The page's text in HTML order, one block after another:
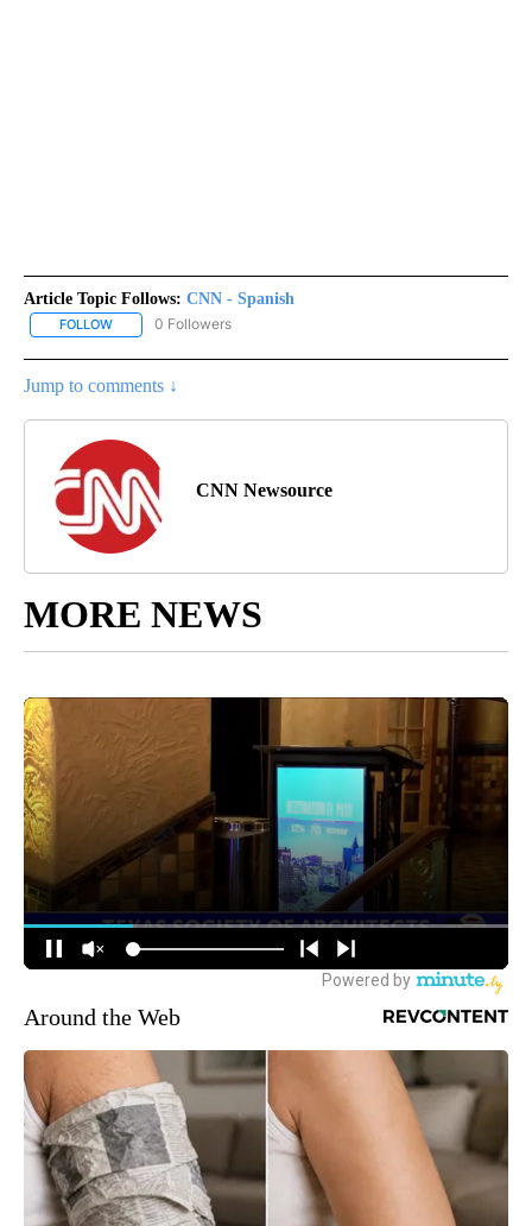
Article Topic Follows: CNN - Spanish
FOLLOW FOLLOW "CNN - SPANISH" TO RECEIVE NOTIFICATIONS ABOUT
0 Followers
Jump to comments ↓
CNN Newsource
MORE NEWS
Around the Web